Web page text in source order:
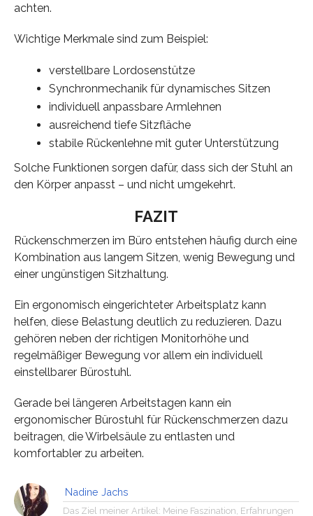
achten.
Wichtige Merkmale sind zum Beispiel:
verstellbare Lordosenstütze
Synchronmechanik für dynamisches Sitzen
individuell anpassbare Armlehnen
ausreichend tiefe Sitzfläche
stabile Rückenlehne mit guter Unterstützung
Solche Funktionen sorgen dafür, dass sich der Stuhl an
den Körper anpasst – und nicht umgekehrt.
FAZIT
Rückenschmerzen im Büro entstehen häufig durch eine
Kombination aus langem Sitzen, wenig Bewegung und
einer ungünstigen Sitzhaltung.
Ein ergonomisch eingerichteter Arbeitsplatz kann
helfen, diese Belastung deutlich zu reduzieren. Dazu
gehören neben der richtigen Monitorhöhe und
regelmäßiger Bewegung vor allem ein individuell
einstellbarer Bürostuhl.
Gerade bei längeren Arbeitstagen kann ein
ergonomischer Bürostuhl für Rückenschmerzen dazu
beitragen, die Wirbelsäule zu entlasten und
komfortabler zu arbeiten.
Nadine Jachs
Das Ziel meiner Artikel: Meine Faszination, Erfahrungen